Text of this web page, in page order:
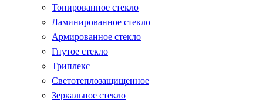
Тонированное стекло
Ламинированное стекло
Армированное стекло
Гнутое стекло
Триплекс
Светотеплозащищенное
Зеркальное стекло